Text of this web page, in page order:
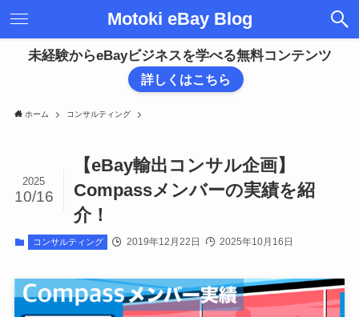
Motoki eBay Blog
未経験からeBayビジネスを学べる無料コンテンツ
詳しくはこちら
ホーム コンサルティング
【eBay輸出コンサル企画】
Compassメンバーの実績を紹
介！
2025
10/16
コンサルティング 2019年12月22日 2025年10月16日